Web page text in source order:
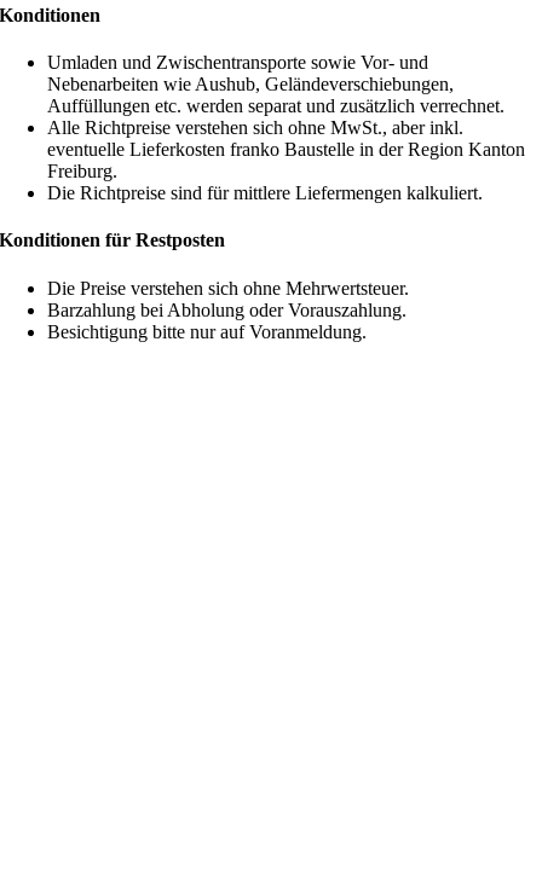
Konditionen
Umladen und Zwischentransporte sowie Vor- und
Nebenarbeiten wie Aushub, Geländeverschiebungen,
Auffüllungen etc. werden separat und zusätzlich verrechnet.
Alle Richtpreise verstehen sich ohne MwSt., aber inkl.
eventuelle Lieferkosten franko Baustelle in der Region Kanton
Freiburg.
Die Richtpreise sind für mittlere Liefermengen kalkuliert.
Konditionen für Restposten
Die Preise verstehen sich ohne Mehrwertsteuer.
Barzahlung bei Abholung oder Vorauszahlung.
Besichtigung bitte nur auf Voranmeldung.